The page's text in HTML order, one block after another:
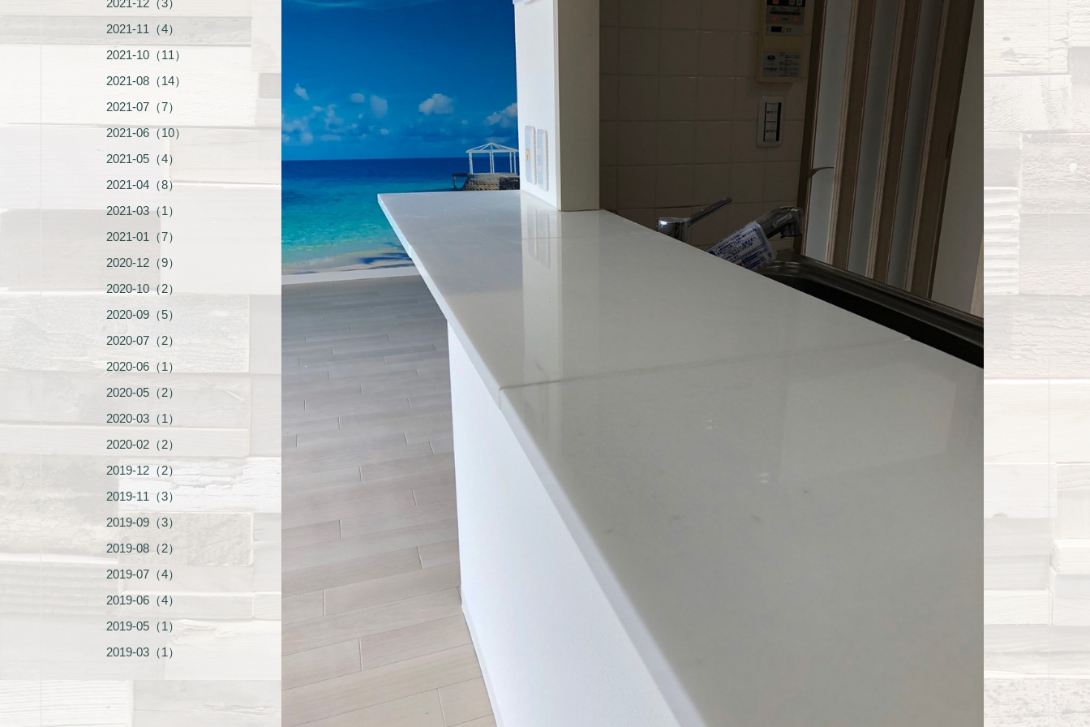
2021-12（3）
2021-11（4）
2021-10（11）
2021-08（14）
2021-07（7）
2021-06（10）
2021-05（4）
2021-04（8）
2021-03（1）
2021-01（7）
2020-12（9）
2020-10（2）
2020-09（5）
2020-07（2）
2020-06（1）
2020-05（2）
2020-03（1）
2020-02（2）
2019-12（2）
2019-11（3）
2019-09（3）
2019-08（2）
2019-07（4）
2019-06（4）
2019-05（1）
2019-03（1）